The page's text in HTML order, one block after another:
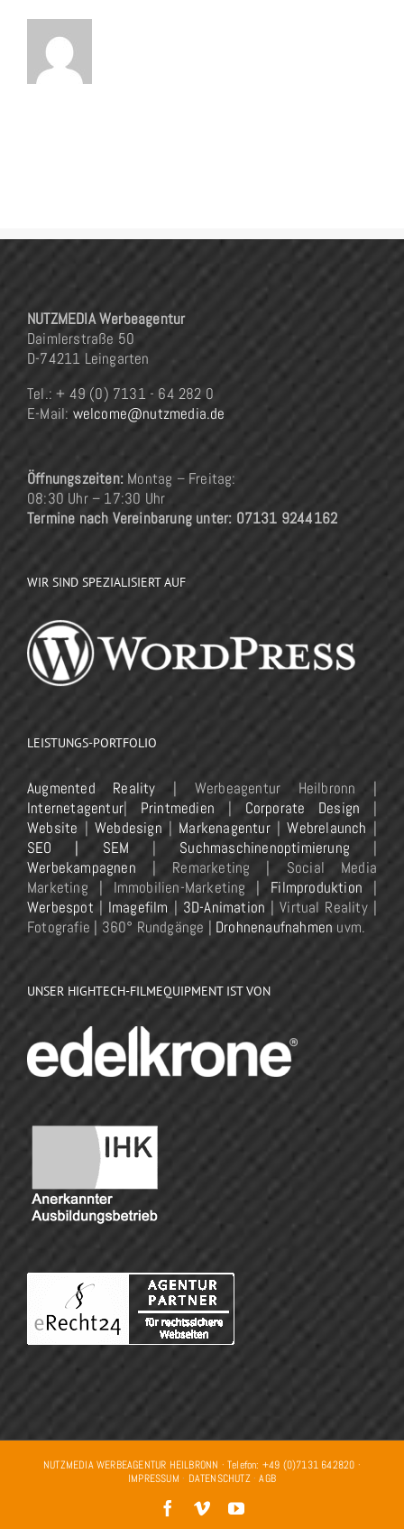
NUTZMEDIA Werbeagentur
Daimlerstraße 50
D-74211 Leingarten
Tel.: + 49 (0) 7131 - 64 282 0
E-Mail: welcome@nutzmedia.de
Öffnungszeiten: Montag – Freitag:
08:30 Uhr – 17:30 Uhr
Termine nach Vereinbarung unter: 07131 9244162
WIR SIND SPEZIALISIERT AUF
LEISTUNGS-PORTFOLIO
Augmented Reality | Werbeagentur Heilbronn |
Internetagentur| Printmedien | Corporate Design |
Website | Webdesign | Markenagentur|Webrelaunch |
SEO | SEM | Suchmaschinenoptimierung |
Werbekampagnen | Remarketing | Social Media
Marketing | Immobilien-Marketing | Filmproduktion |
Werbespot | Imagefilm | 3D-Animation | Virtual Reality |
Fotografie | 360° Rundgänge | Drohnenaufnahmen uvm.
UNSER HIGHTECH-FILMEQUIPMENT IST VON
NUTZMEDIA WERBEAGENTUR HEILBRONN · Telefon: +49 (0)7131 642820 ·
IMPRESSUM · DATENSCHUTZ·AGB
Facebook
VimeoYouTube